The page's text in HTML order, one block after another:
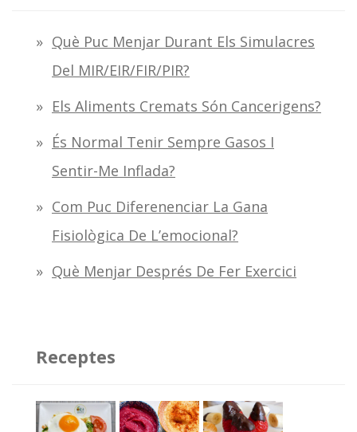
:
Què Puc Menjar Durant Els Simulacres
Del MIR/EIR/FIR/PIR?
Els Aliments Cremats Són Cancerigens?
És Normal Tenir Sempre Gasos I
Sentir-Me Inflada?
Com Puc Diferenenciar La Gana
Fisiològica De L’emocional?
Què Menjar Després De Fer Exercici
Receptes